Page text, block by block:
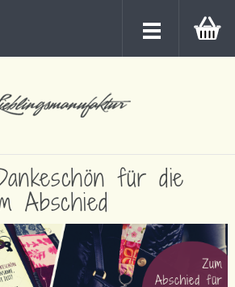
für die
Abschied